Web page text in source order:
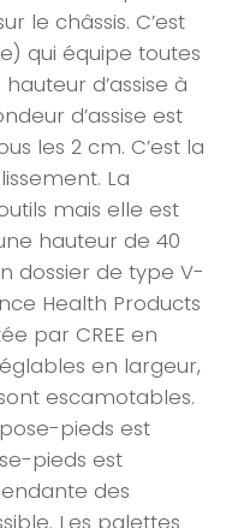
le châssis. C’est
qui équipe toutes
d’assise à
d’assise est
les 2 cm. C’est la
La
mais elle est
hauteur de 40
dossier de type V-
Health Products
par CREE en
en largeur,
escamotables.
pieds est
pieds est
des
Les palettes